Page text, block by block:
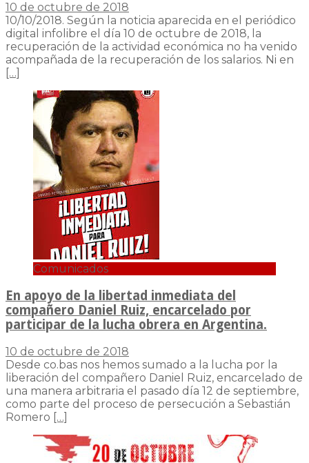
10 de octubre de 2018
10/10/2018. Según la noticia aparecida en el periódico
digital infolibre el día 10 de octubre de 2018, la
recuperación de la actividad económica no ha venido
acompañada de la recuperación de los salarios. Ni en
[…]
Comunicados
En apoyo de la libertad inmediata del
compañero Daniel Ruiz, encarcelado por
participar de la lucha obrera en Argentina.
10 de octubre de 2018
Desde co.bas nos hemos sumado a la lucha por la
liberación del compañero Daniel Ruiz, encarcelado de
una manera arbitraria el pasado día 12 de septiembre,
como parte del proceso de persecución a Sebastián
Romero […]